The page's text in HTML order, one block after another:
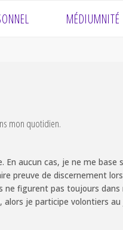
MÉDIUMNITÉ
mon quotidien.
aucun cas, je ne me
preuve de discernement
figurent pas toujours
je participe volontiers